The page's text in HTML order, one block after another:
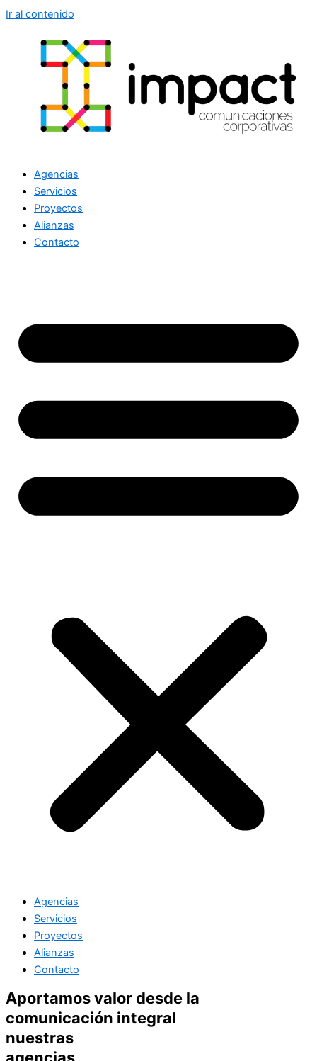
Ir al contenido
Agencias
Servicios
Proyectos
Alianzas
Contacto
Agencias
Servicios
Proyectos
Alianzas
Contacto
Aportamos valor desde la
comunicación integral
nuestras